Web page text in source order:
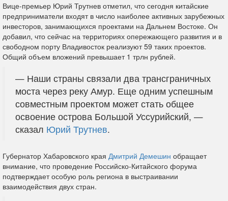
Вице-премьер Юрий Трутнев отметил, что сегодня китайские
предприниматели входят в число наиболее активных зарубежных
инвесторов, занимающихся проектами на Дальнем Востоке. Он
добавил, что сейчас на территориях опережающего развития и в
свободном порту Владивосток реализуют 59 таких проектов.
Общий объем вложений превышает 1 трлн рублей.
— Наши страны связали два трансграничных
моста через реку Амур. Еще одним успешным
совместным проектом может стать общее
освоение острова Большой Уссурийский, —
сказал Юрий Трутнев.
Губернатор Хабаровского края Дмитрий Демешин обращает
внимание, что проведение Российско-Китайского форума
подтверждает особую роль региона в выстраивании
взаимодействия двух стран.